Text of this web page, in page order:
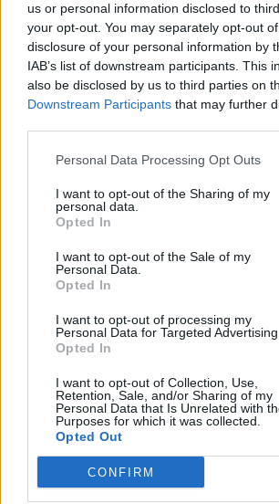
us or personal information disclosed to
your opt-out. You may separately opt-out
disclosure of your personal information by
IAB’s list of downstream participants. This
also be disclosed by us to third parties on
Downstream Participants that may further
Personal Data Processing Opt Outs
I want to opt-out of the Sharing of my
personal data.
Opted In
I want to opt-out of the Sale of my
Personal Data.
Opted In
I want to opt-out of processing my
Personal Data for Targeted Advertising.
Opted In
I want to opt-out of Collection, Use,
Retention, Sale, and/or Sharing of my
Personal Data that Is Unrelated with
Purposes for which it was collected.
Opted Out
CONFIRM
Turistai masiškai atšaukia keliones į
tikina – atostogaujantiems pinigines
plačiau
Žinios | Lietuvos diena
Palanga turistus trauks su nauja
Žinios | Lietuvos diena
Poilsiautojus pasitinka dar brangesnė
nakvynių vietos savaitgaliams jau
Žinios | Lietuvos diena
Prasidėjus vasarai pasipylė traumos:
nusidriekė sužalotų vaikų eilės
Žinios | Lietuvos diena
Ilgesniems mokslo metams